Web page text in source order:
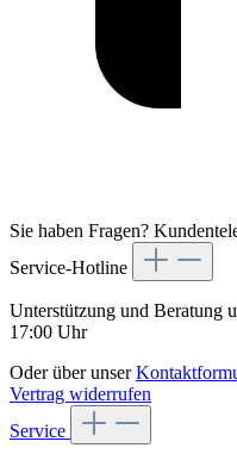
Sie haben Fragen?
Service-Hotline
Unterstützung und Beratung
17:00 Uhr
Oder über unser
Vertrag widerrufen
Service